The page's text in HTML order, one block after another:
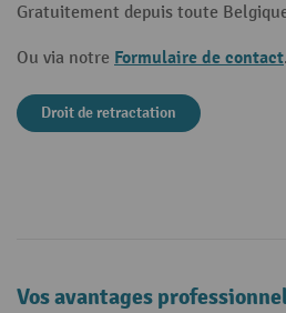
Gratuitement depuis toute
Ou via notre Formulaire de contact.
Droit de retractation
Vos avantages